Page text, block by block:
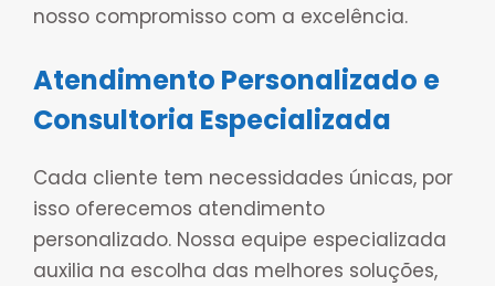
nosso compromisso com a excelência.
Atendimento Personalizado e
Consultoria Especializada
Cada cliente tem necessidades únicas, por
isso oferecemos atendimento
personalizado. Nossa equipe especializada
auxilia na escolha das melhores soluções,